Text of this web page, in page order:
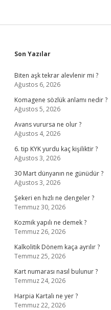
Sidebar
Son Yazılar
Biten aşk tekrar alevlenir mi ?
Ağustos 6, 2026
Komagene sözlük anlamı nedir ?
Ağustos 5, 2026
Avans vurursa ne olur ?
Ağustos 4, 2026
6. tip KYK yurdu kaç kişiliktir ?
Ağustos 3, 2026
30 Mart dünyanın ne günüdür ?
Ağustos 3, 2026
Şekeri en hızlı ne dengeler ?
Temmuz 30, 2026
Kozmik yapılı ne demek ?
Temmuz 26, 2026
Kalkolitik Dönem kaça ayrılır ?
Temmuz 25, 2026
Kart numarası nasıl bulunur ?
Temmuz 24, 2026
Harpia Kartalı ne yer ?
Temmuz 22, 2026